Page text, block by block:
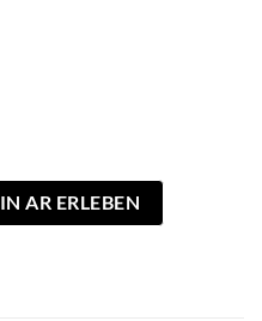
IN AR ERLEBEN